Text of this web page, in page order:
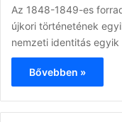
Az 1848-1849-es
újkori történetének
nemzeti identitás
Bővebben »